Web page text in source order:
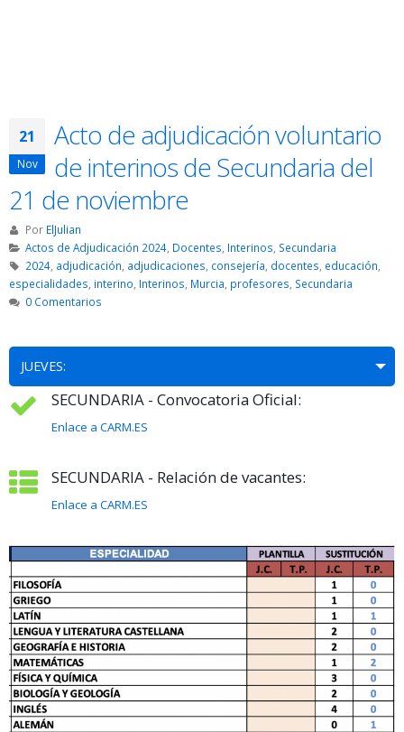
21
Nov
Acto de adjudicación voluntario
de interinos de Secundaria del
21 de noviembre
Por ElJulian
Actos de Adjudicación 2024, Docentes Interinos Secundaria
2024, adjudicación, adjudicaciones, consejería, docentes, educación,
especialidades, interino, Interinos, Murcia, profesores, Secundaria
0 Comentarios
JUEVES:
SECUNDARIA - Convocatoria Oficial:
Enlace a CARM.ES
SECUNDARIA - Relación de vacantes:
Enlace a CARM.ES